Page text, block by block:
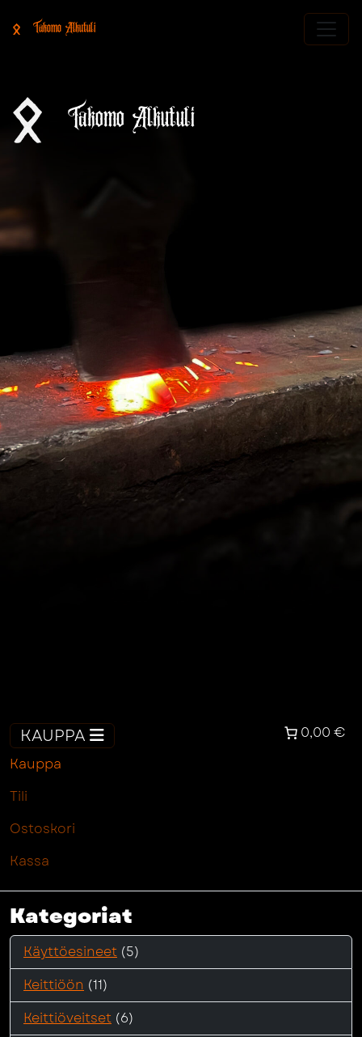
Takomo Alkutuli
Takomo Alkutuli
KAUPPA
Kauppa
Tili
Ostoskori
Kassa
0,00 €
Kategoriat
Käyttöesineet (5)
Keittiöön (11)
Keittiöveitset (6)